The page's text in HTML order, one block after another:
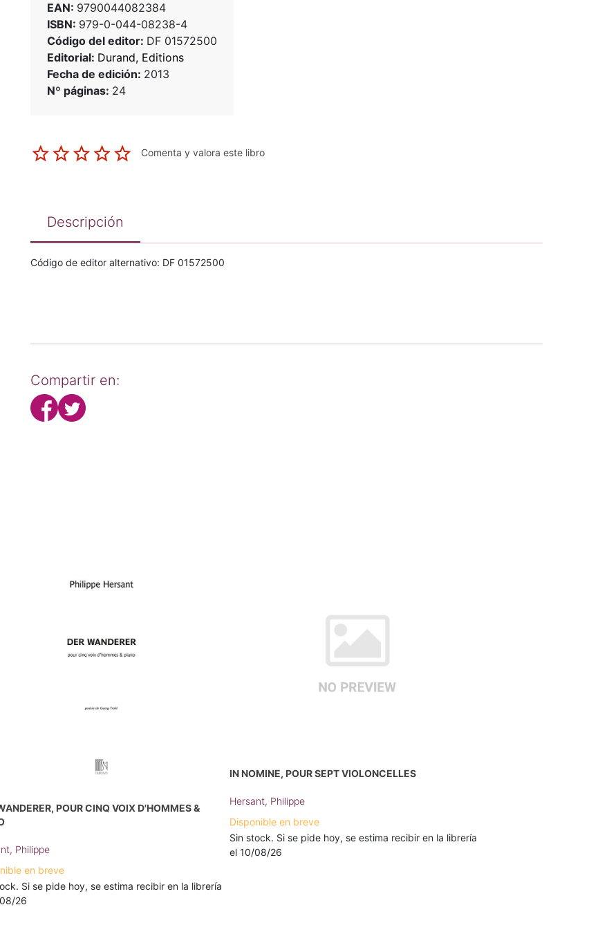
EAN: 9790044082384
ISBN: 979-0-044-08238-4
Código del editor: DF 01572500
Editorial: Durand, Editions
Fecha de edición: 2013
Nº páginas: 24
Comenta y valora este libro
Descripción
Código de editor alternativo: DF 01572500
Compartir en:
POUR CINQ VOIX D'HOMMES &
Philippe
en breve
Si se pide hoy, se estima recibir en la librería
26
IN NOMINE, POUR SEPT VIOLONCELLES
Hersant, Philippe
Disponible en breve
Sin stock. Si se pide hoy, se estima recibir en la librería
el 10/08/26